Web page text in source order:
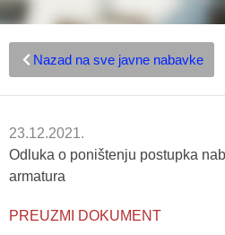
Nazad na sve javne nabavke
23.12.2021.
Odluka o poništenju postupka
armatura
PREUZMI DOKUMENT